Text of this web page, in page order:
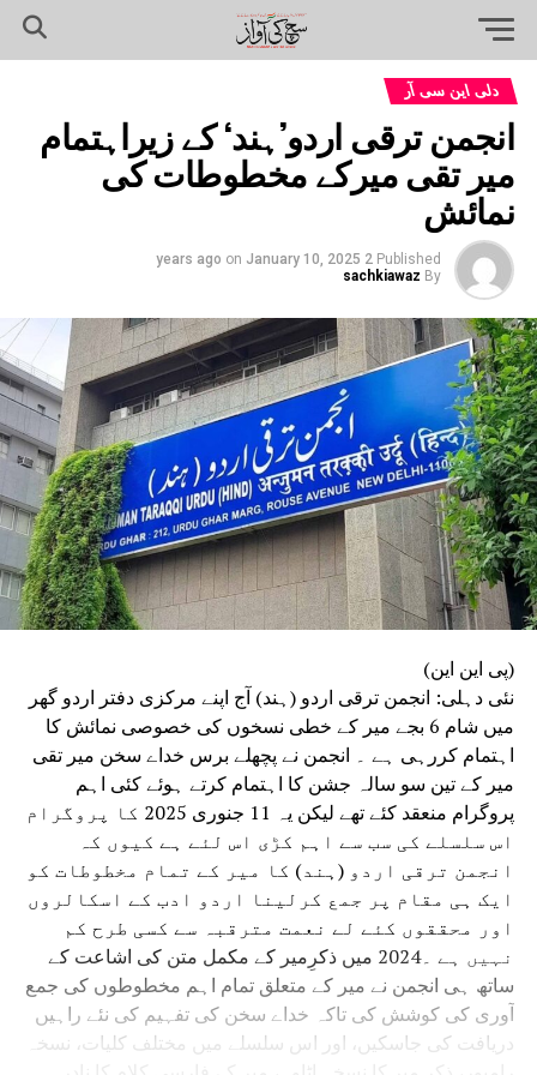
دلی این سی آر
انجمن ترقی اردو’ہند‘ کے زیراہتمام
میر تقی میرکے مخطوطات کی
نمائش
Published
2 years ago
on January 10, 2025
By
sachkiawaz
(پی این این)
نئی دہلی: انجمن ترقی اردو (ہند) آج اپنے مرکزی دفتر اردو گھر
میں شام 6 بجے میر کے خطی نسخوں کی خصوصی نمائش کا
اہتمام کررہی ہے ۔ انجمن نے پچھلے برس خداے سخن میر تقی
میر کے تین سو سالہ جشن کا اہتمام کرتے ہوئے کئی اہم
پروگرام منعقد کئے تھے لیکن یہ 11 جنوری 2025 کا پروگرام
اس سلسلے کی سب سے اہم کڑی اس لئے ہے کیوں کہ
انجمن ترقی اردو (ہند) کا میر کے تمام مخطوطات کو
ایک ہی مقام پر جمع کرلینا اردو ادب کے اسکالروں
اور محققوں کئے لے نعمت مترقبہ سے کسی طرح کم
نہیں ہے ۔2024 میں ذکرِمیر کے مکمل متن کی اشاعت کے
ساتھ ہی انجمن نے میر کے متعلق تمام اہم مخطوطوں کی جمع
آوری کی کوشش کی تاکہ خداے سخن کی تفہیم کی نئے راہیں
دریافت کی جاسکیں، اور اس سلسلے میں مختلف کلیات، نسخہ